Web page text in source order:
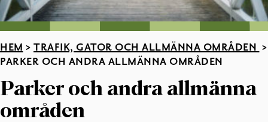
HEM > TRAFIK, GATOR OCH ALLMÄNNA OMRÅDEN >
PARKER OCH ANDRA ALLMÄNNA OMRÅDEN
Parker och andra allmänna
områden